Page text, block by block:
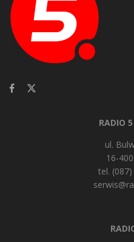
RADIO
ul.
16-
tel.